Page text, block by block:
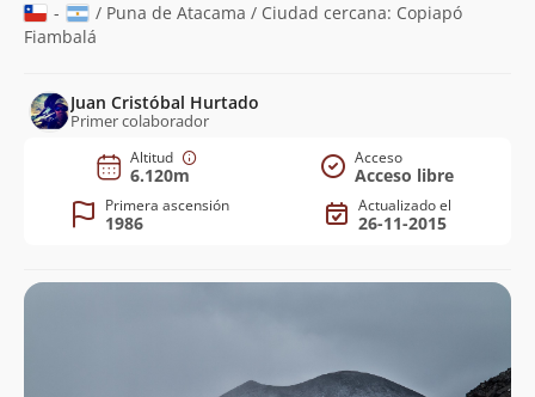
-
/ Puna de Atacama / Ciudad cercana: Copiapó
Fiambalá
Juan Cristóbal Hurtado
Primer colaborador
Altitud
6.120m
Acceso
Acceso libre
Primera ascensión
1986
Actualizado el
26-11-2015